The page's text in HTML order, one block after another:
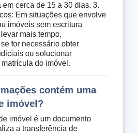
em cerca de 15 a 30 dias. 3.
Em situações que envolve
imóveis sem escritura
mais tempo,
for necessário obter
ou solucionar
do imóvel.
contém uma
imóvel?
imóvel é um documento
a transferência de